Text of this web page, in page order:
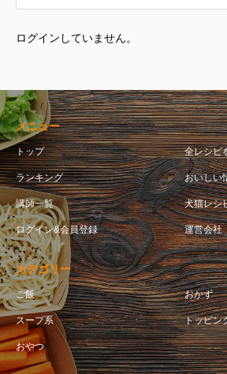
ログインしていません。
メニュー
トップ 全レシピ
ランキング おいしい
講師一覧 犬猫レシ
ログイン&会員登録 運営会社
カテゴリー
ご飯 おかず
スープ系 トッピン
おやつ